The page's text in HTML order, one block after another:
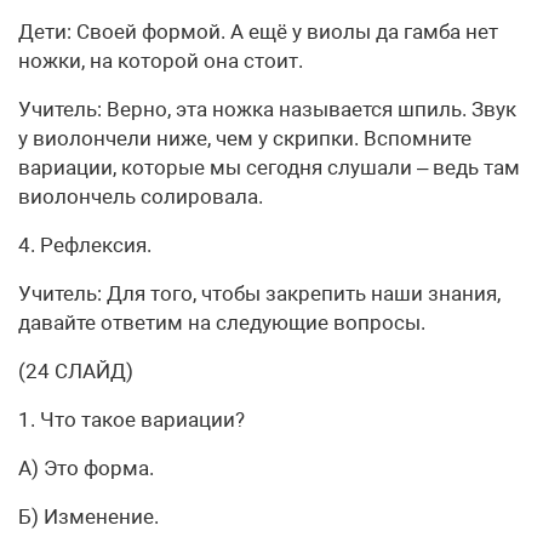
Дети: Своей формой. А ещё у виолы да гамба нет
ножки, на которой она стоит.
Учитель: Верно, эта ножка называется шпиль. Звук
у виолончели ниже, чем у скрипки. Вспомните
вариации, которые мы сегодня слушали – ведь там
виолончель солировала.
4. Рефлексия.
Учитель: Для того, чтобы закрепить наши знания,
давайте ответим на следующие вопросы.
(24 СЛАЙД)
1. Что такое вариации?
А) Это форма.
Б) Изменение.